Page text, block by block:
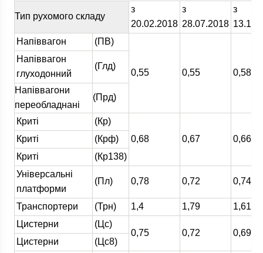
Тип рухомого складу
з
20.02.2018
з
28.07.2018
з
Напіввагон
(ПВ)
0,55 0,55 0,58
Напіввагон
глуходонний
(Глд)
Напіввагони
переобладнані
(Прд)
Криті
(Кр)
0,68
0,67 0,66
Криті
(Крф)
Криті
(Кр138)
Універсальні
платформи
(Пл) 0,78 0,72 0,74
Транспортери (Трн) 1,4 1,79
1,61
Цистерни
(Цс)
0,75
0,72
0,69
Цистерни
(Цс8)